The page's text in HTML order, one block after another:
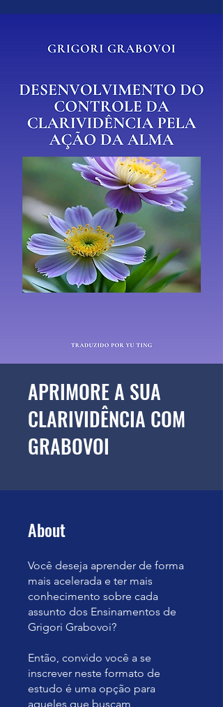
APRIMORE A SUA
CLARIVIDÊNCIA COM
GRABOVOI
About
Você deseja aprender de forma
mais acelerada e ter mais
conhecimento sobre cada
assunto dos Ensinamentos de
Grigori Grabovoi?
Então, convido você a se
inscrever neste formato de
estudo é uma opção para
aqueles que buscam